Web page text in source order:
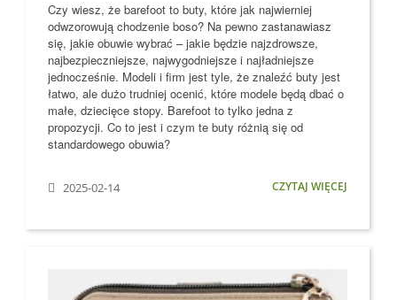
Czy wiesz, że barefoot to buty, które jak najwierniej
odwzorowują chodzenie boso? Na pewno zastanawiasz
się, jakie obuwie wybrać – jakie będzie najzdrowsze,
najbezpieczniejsze, najwygodniejsze i najładniejsze
jednocześnie. Modeli i firm jest tyle, że znaleźć buty jest
łatwo, ale dużo trudniej ocenić, które modele będą dbać o
małe, dziecięce stopy. Barefoot to tylko jedna z
propozycji. Co to jest i czym te buty różnią się od
standardowego obuwia?
2025-02-14 CZYTAJ WIĘCEJ